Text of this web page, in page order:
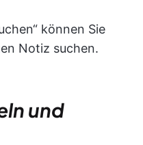
können Sie
Notiz suchen.
und